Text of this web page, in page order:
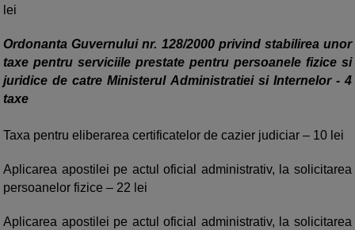
lei
Ordonanta Guvernului nr. 128/2000 privind stabilirea unor
taxe pentru serviciile prestate pentru persoanele fizice si
juridice de catre Ministerul Administratiei si Internelor - 4
taxe
Taxa pentru eliberarea certificatelor de cazier judiciar – 10 lei
Aplicarea apostilei pe actul oficial administrativ, la solicitarea
persoanelor fizice – 22 lei
Aplicarea apostilei pe actul oficial administrativ, la solicitarea